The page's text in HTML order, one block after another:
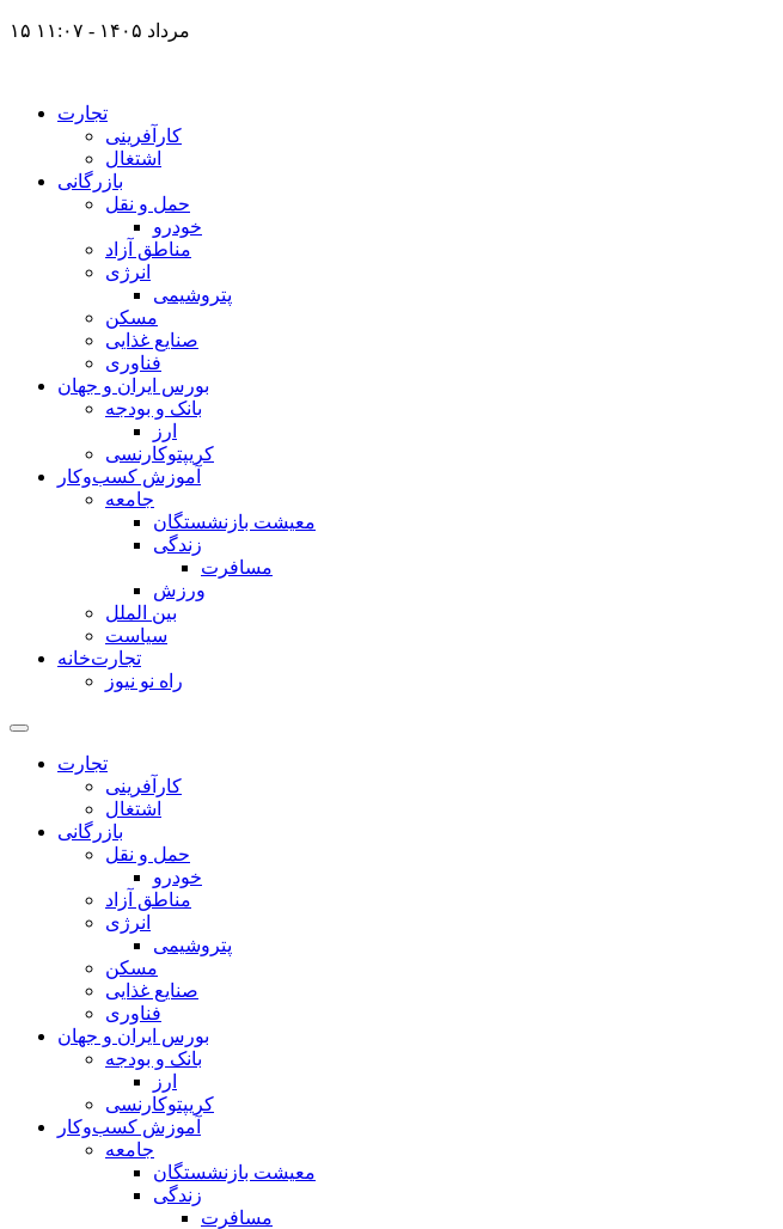
۱۵ مرداد ۱۴۰۵ - ۱۱:۰۷
تجارت
کارآفرینی
اشتغال
بازرگانی
حمل و نقل
خودرو
مناطق آزاد
انرژی
پتروشیمی
مسکن
صنایع غذایی
فناوری
بورس ایران و جهان
بانک و بودجه
ارز
کریپتوکارنسی
آموزش کسب‌وکار
جامعه
معیشت بازنشستگان
زندگی
مسافرت
ورزش
بین الملل
سیاست
تجارت‌خانه
راه نو نیوز
تجارت
کارآفرینی
اشتغال
بازرگانی
حمل و نقل
خودرو
مناطق آزاد
انرژی
پتروشیمی
مسکن
صنایع غذایی
فناوری
بورس ایران و جهان
بانک و بودجه
ارز
کریپتوکارنسی
آموزش کسب‌وکار
جامعه
معیشت بازنشستگان
زندگی
مسافرت